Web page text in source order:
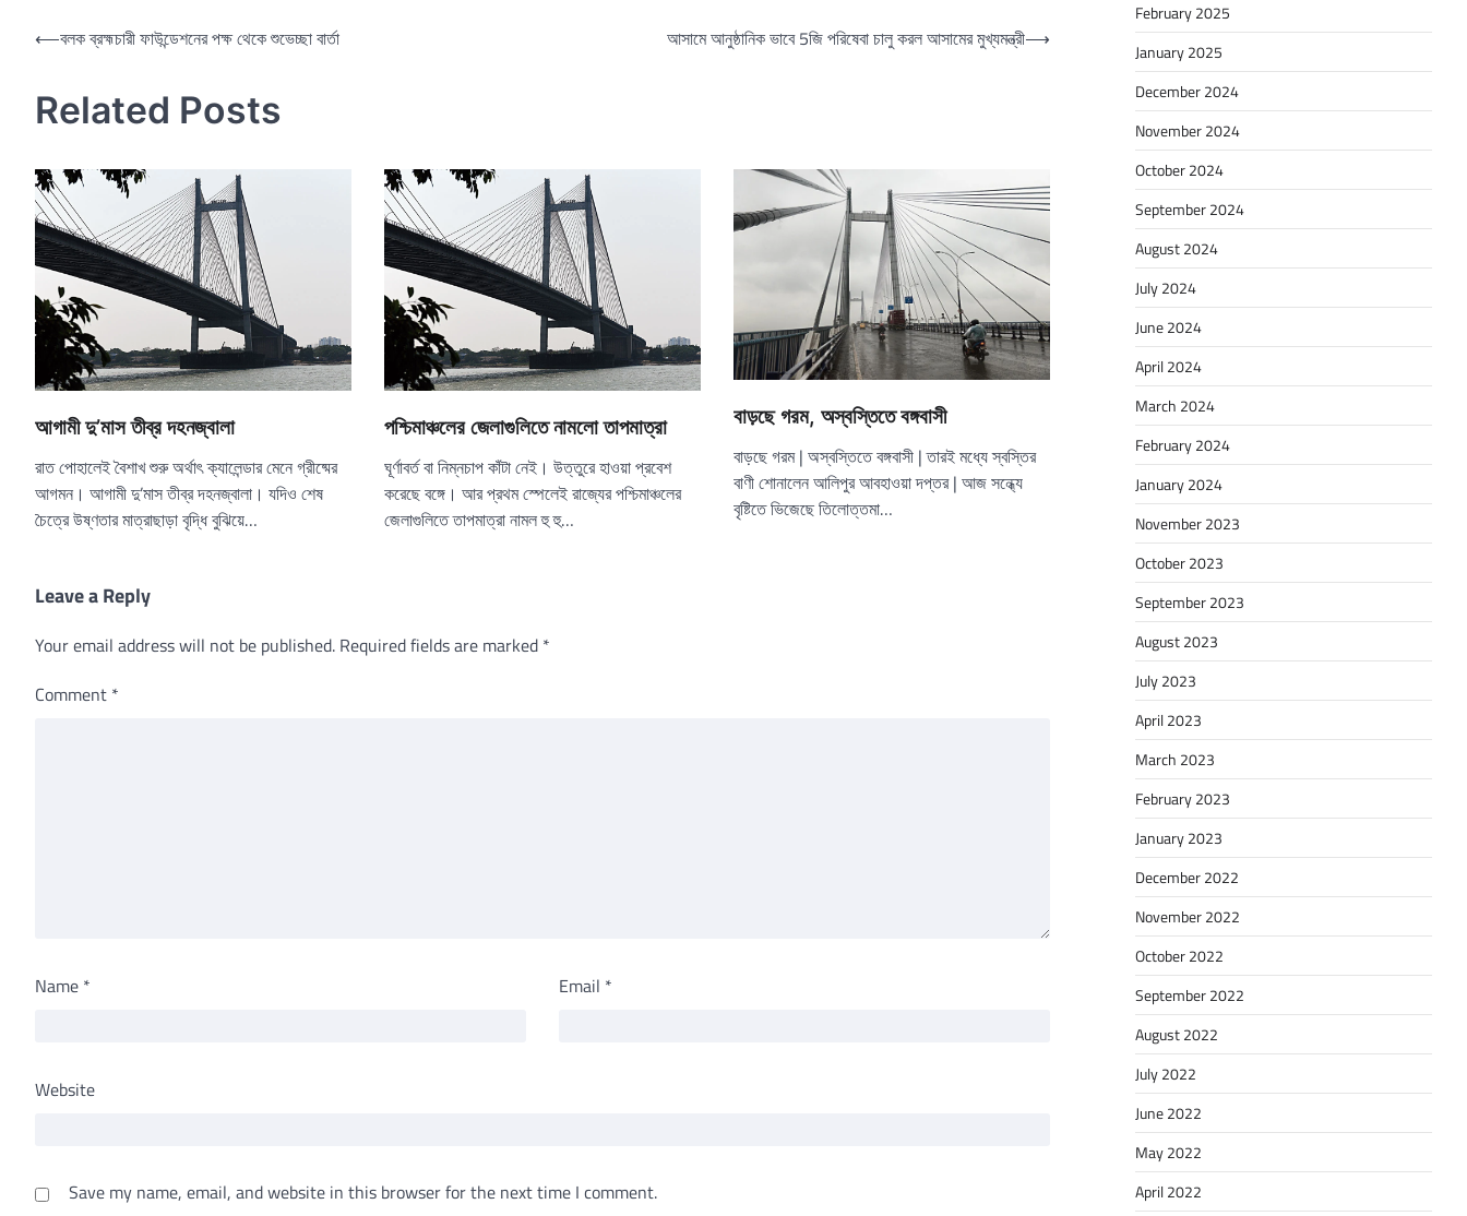
Post
⟵বলক ব্রহ্মচারী ফাউন্ডেশনের পক্ষ থেকে শুভেচ্ছা বার্তা আসামে আনুষ্ঠানিক ভাবে 5জি পরিষেবা চালু করল আসামের মুখ্যমন্ত্রী⟶
Related Posts
আগামী দু’মাস তীব্র দহনজ্বালা
রাত পোহালেই বৈশাখ শুরু অর্থাৎ ক্যালেন্ডার মেনে গ্রীষ্মের
আগমন। আগামী দু’মাস তীব্র দহনজ্বালা। যদিও শেষ
চৈত্রে উষ্ণতার মাত্রাছাড়া বৃদ্ধি বুঝিয়ে…
পশ্চিমাঞ্চলের জেলাগুলিতে নামলো তাপমাত্রা
ঘূর্ণাবর্ত বা নিম্নচাপ কাঁটা নেই। উত্তুরে হাওয়া প্রবেশ
করেছে বঙ্গে। আর প্রথম স্পেলেই রাজ্যের পশ্চিমাঞ্চলের
জেলাগুলিতে তাপমাত্রা নামল হু হু…
বাড়ছে গরম, অস্বস্তিতে বঙ্গবাসী
বাড়ছে গরম | অস্বস্তিতে বঙ্গবাসী | তারই মধ্যে স্বস্তির
বাণী শোনালেন আলিপুর আবহাওয়া দপ্তর | আজ সন্ধ্যে
বৃষ্টিতে ভিজেছে তিলোত্তমা…
Leave a Reply
Your email address will not be published. Required fields are marked *
Comment *
Name * Email *
Website
Save my name, email, and website in this browser for the next time I comment.
February 2025
January 2025
December 2024
November 2024
October 2024
September 2024
August 2024
July 2024
June 2024
April 2024
March 2024
February 2024
January 2024
November 2023
October 2023
September 2023
August 2023
July 2023
April 2023
March 2023
February 2023
January 2023
December 2022
November 2022
October 2022
September 2022
August 2022
July 2022
June 2022
May 2022
April 2022